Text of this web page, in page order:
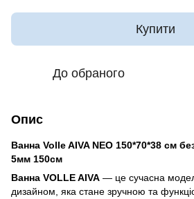
Купити
До обраного
Опис
Ванна Volle AIVA NEO 150*70*38 см
5мм 150см
Ванна VOLLE AIVA — це сучасна
дизайном, яка стане зручною та